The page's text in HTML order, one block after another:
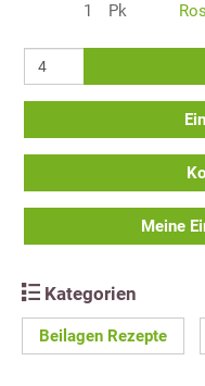
1
Pk
Meine
Kategorien
Beilagen Rezepte